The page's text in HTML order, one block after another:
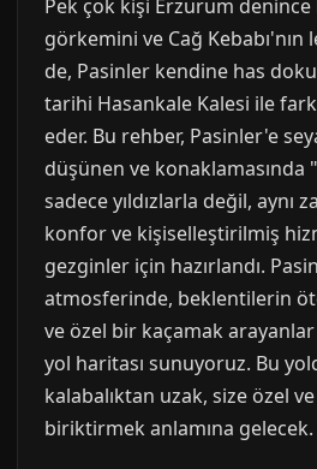
Pek çok kişi Erzurum
görkemini ve Cağ
de, Pasinler kendine has
tarihi Hasankale Kalesi ile
eder. Bu rehber, Pasinler'e
düşünen ve konaklamasında
sadece yıldızlarla değil, aynı
konfor ve kişiselleştirilmiş
gezginler için hazırlandı.
atmosferinde, beklentilerin
ve özel bir kaçamak
yol haritası sunuyoruz. Bu
kalabalıktan uzak, size özel
biriktirmek anlamına gelecek.